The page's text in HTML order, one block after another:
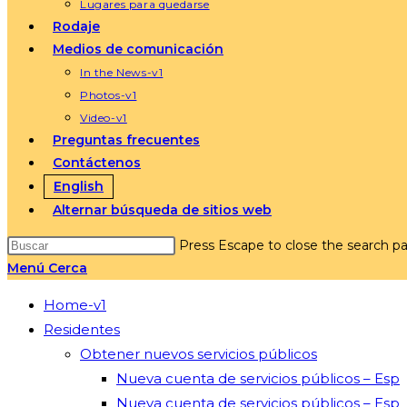
Lugares para quedarse
Rodaje
Medios de comunicación
In the News-v1
Photos-v1
Video-v1
Preguntas frecuentes
Contáctenos
English
Alternar búsqueda de sitios web
Press Escape to close the search
Menú Cerca
Home-v1
Residentes
Obtener nuevos servicios públicos
Nueva cuenta de servicios públicos – Esp
Nueva cuenta de servicios públicos – Esp